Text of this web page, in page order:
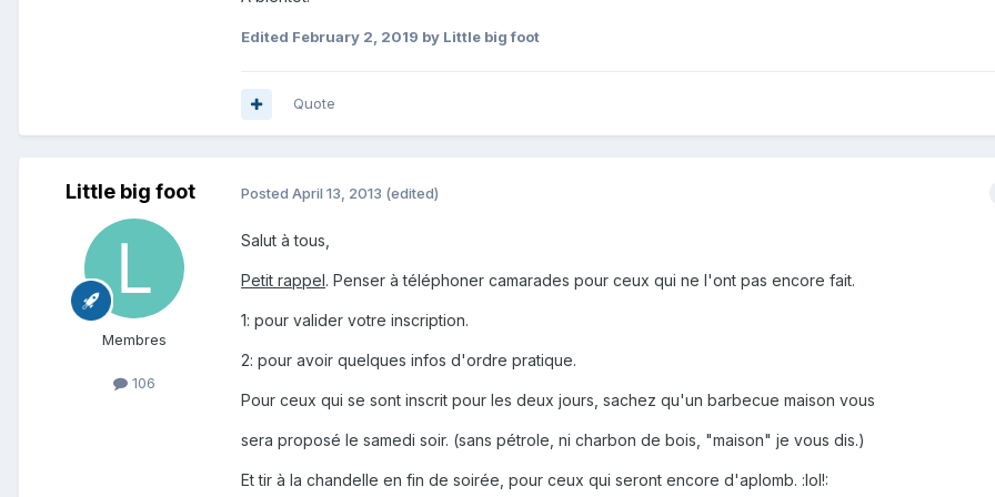
Edited February 2, 2019 by Little big foot
Quote
Little big foot
Membres
106
Posted April 13, 2013 (edited)
Salut à tous,
Petit rappel. Penser à téléphoner camarades pour ceux qui ne l'ont pas encore fait.
1: pour valider votre inscription.
2: pour avoir quelques infos d'ordre pratique.
Pour ceux qui se sont inscrit pour les deux jours, sachez qu'un barbecue maison vous
sera proposé le samedi soir. (sans pétrole, ni charbon de bois, "maison" je vous dis.)
Et tir à la chandelle en fin de soirée, pour ceux qui seront encore d'aplomb. :lol!: